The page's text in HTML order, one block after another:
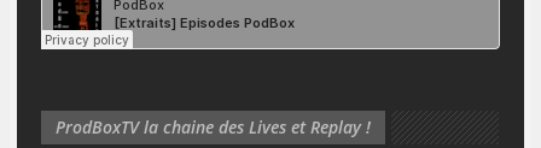
ProdBoxTV la chaine des Lives et Replay !